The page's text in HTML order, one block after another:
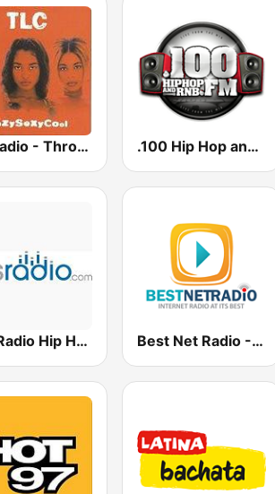
GotRadio - Throwback Jamz .100 Hip Hop and RNB.FM
Hits Radio Hip Hop / RnB Best Net Radio - R&B